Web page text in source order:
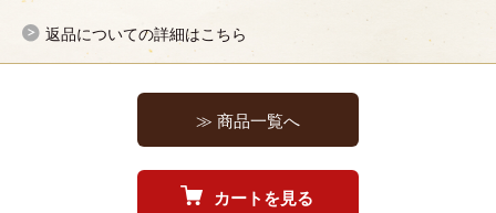
返品についての詳細はこちら
≫ 商品一覧へ
カートを見る